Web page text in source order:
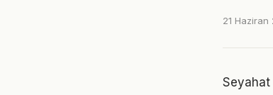
21 Haziran
Seyahat